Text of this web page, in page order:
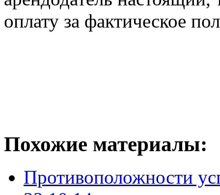
оплату за фактическое
Похожие материалы:
Противоположности